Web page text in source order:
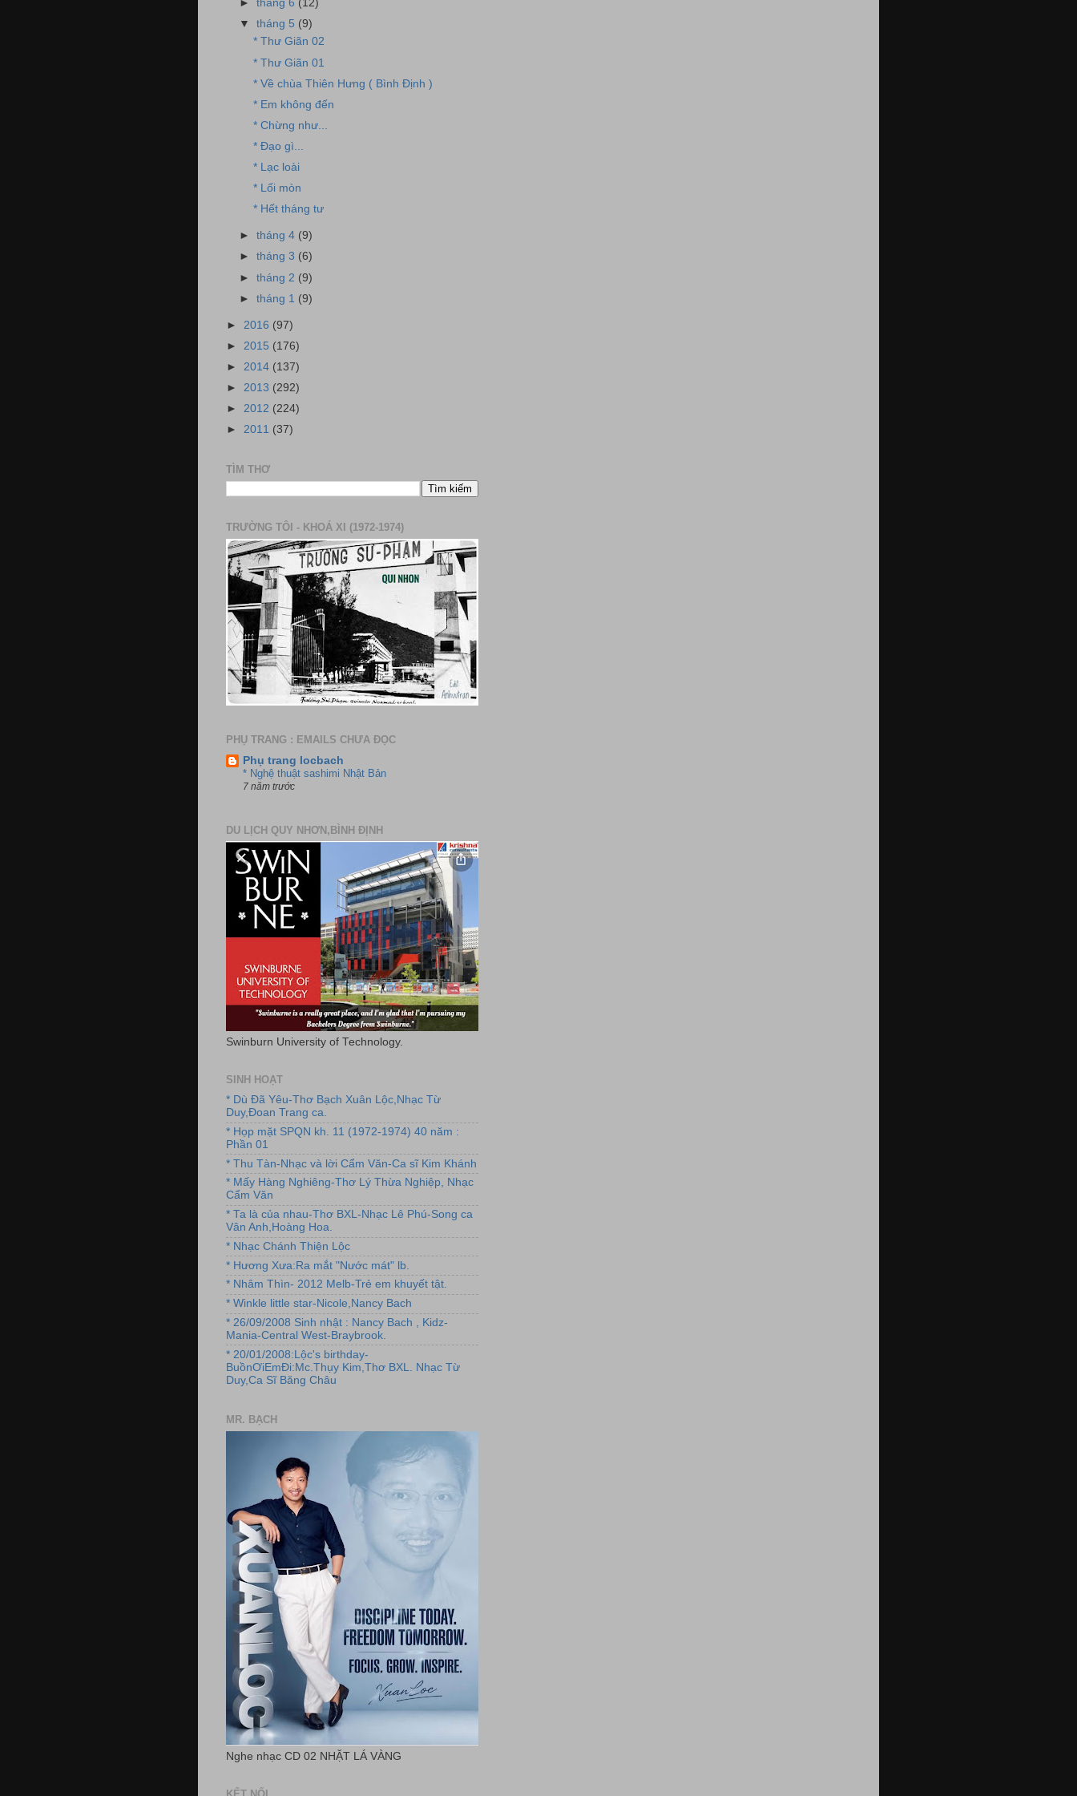
►tháng 6 (12)
▼tháng 5 (9)
* Thư Giãn 02
* Thư Giãn 01
* Về chùa Thiên Hưng ( Bình Định )
* Em không đến
* Chừng như...
* Đạo gì...
* Lạc loài
* Lối mòn
* Hết tháng tư
►tháng 4 (9)
►tháng 3 (6)
►tháng 2 (9)
►tháng 1 (9)
► 2016 (97)
► 2015 (176)
► 2014 (137)
► 2013 (292)
► 2012 (224)
► 2011 (37)
TÌM THƠ
TRƯỜNG TÔI - KHOÁ XI (1972-1974)
PHỤ TRANG : EMAILS CHƯA ĐỌC
Phụ trang locbach
* Nghệ thuật sashimi Nhật Bản
7 năm trước
DU LỊCH QUY NHƠN,BÌNH ĐỊNH
Swinburn University of Technology.
SINH HOẠT
* Dù Đã Yêu-Thơ Bạch Xuân Lộc,Nhạc Từ
Duy,Đoan Trang ca.
* Họp mặt SPQN kh. 11 (1972-1974) 40 năm :
Phần 01
* Thu Tàn-Nhạc và lời Cẩm Văn-Ca sĩ Kim Khánh
* Mấy Hàng Nghiêng-Thơ Lý Thừa Nghiệp, Nhạc
Cẩm Văn
* Ta là của nhau-Thơ BXL-Nhạc Lê Phú-Song ca
Vân Anh,Hoàng Hoa.
* Nhạc Chánh Thiện Lộc
* Hương Xưa:Ra mắt "Nước mát" lb.
* Nhâm Thìn- 2012 Melb-Trẻ em khuyết tật.
* Winkle little star-Nicole,Nancy Bach
* 26/09/2008 Sinh nhật : Nancy Bach , Kidz-
Mania-Central West-Braybrook.
* 20/01/2008:Lộc's birthday-
BuồnƠiEmĐi:Mc.Thụy Kim,Thơ BXL. Nhạc Từ
Duy,Ca Sĩ Băng Châu
MR. BẠCH
Nghe nhạc CD 02 NHẶT LÁ VÀNG
KẾT NỐI